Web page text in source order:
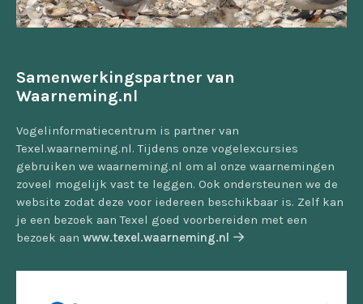
Samenwerkingspartner van
Waarneming.nl
Vogelinformatiecentrum is partner van
Texel.waarneming.nl. Tijdens onze vogelexcursies
gebruiken we waarneming.nl om al onze waarnemingen
zoveel mogelijk vast te leggen. Ook ondersteunen we de
website zodat deze voor iedereen beschikbaar is. Zelf kan
je een bezoek aan Texel goed voorbereiden met een
bezoek aan www.texel.waarneming.nl